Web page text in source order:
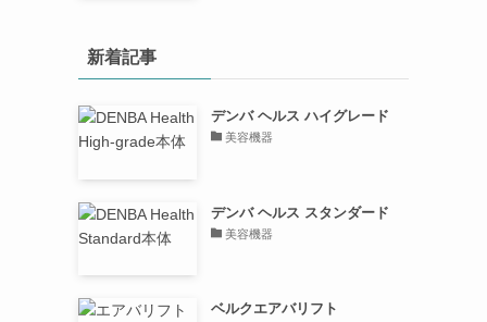
新着記事
デンバ ヘルス ハイグレード
美容機器
デンバ ヘルス スタンダード
美容機器
ベルクエアバリフト